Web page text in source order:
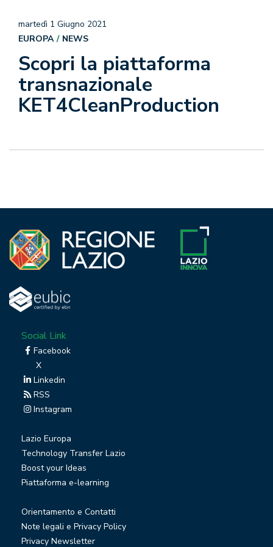
Scopri la piattaforma
transnazionale
KET4CleanProduction
martedì 1 Giugno 2021
EUROPA
NEWS
Social Link
Facebook
X
Linkedin
RSS
Instagram
Lazio Europa
Technology Transfer Lazio
Boost your Ideas
Piattaforma e-learning
Orientamento e Contatti
Note legali e Privacy Policy
Privacy Newsletter